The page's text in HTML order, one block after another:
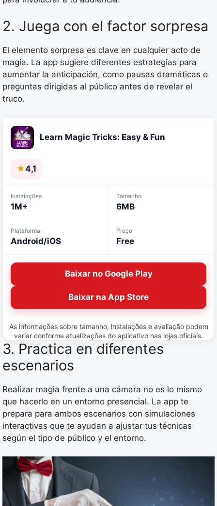
2. Juega con el factor sorpresa
El elemento sorpresa es clave en cualquier acto de
magia. La app sugiere diferentes estrategias para
aumentar la anticipación, como pausas dramáticas o
preguntas dirigidas al público antes de revelar el
truco.
Learn Magic Tricks: Easy & Fun
★4,1
Instalações
1M+
Tamanho
6MB
Plataforma
Android/iOS
Preço
Free
Baixar no Google Play
Baixar na App Store
As informações sobre tamanho, instalações e avaliação podem
variar conforme atualizações do aplicativo nas lojas oficiais.
3. Practica en diferentes
escenarios
Realizar magia frente a una cámara no es lo mismo
que hacerlo en un entorno presencial. La app te
prepara para ambos escenarios con simulaciones
interactivas que te ayudan a ajustar tus técnicas
según el tipo de público y el entorno.